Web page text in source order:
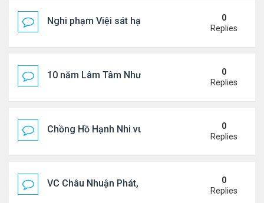
Nghi phạm Việi sát hại cụ bà 91 tuổi, phi tang xác
0
Replies
10 năm Lâm Tâm Như - Hoắc Kiến Hoa
0
Replies
Chồng Hồ Hạnh Nhi vui vẻ ôm người cũ của vợ
0
Replies
VC Châu Nhuận Phát, Lưu Gia Linh viếng vợ cũ ..
0
Replies